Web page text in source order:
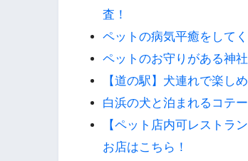
査！
ペットの病気平癒をして
ペットのお守りがある神
【道の駅】犬連れで楽し
白浜の犬と泊まれるコテ
【ペット店内可レストラ
お店はこちら！